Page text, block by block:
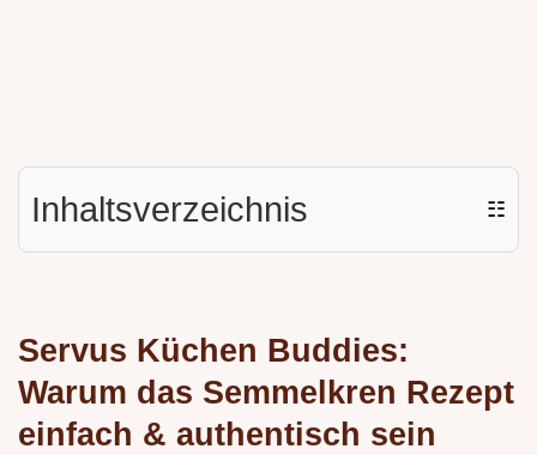
Inhaltsverzeichnis ☷
Servus Küchen Buddies:
Warum das Semmelkren Rezept
einfach & authentisch sein